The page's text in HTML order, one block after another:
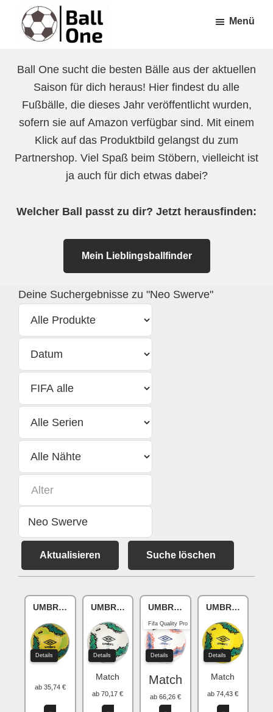
Inhalt
springen
Fußzeile
springen
One
Fußball!
Menü
Ball One sucht die besten Bälle aus der aktuellen
Saison für dich heraus! Hier findest du alle
Fußbälle, die dieses Jahr veröffentlicht wurden,
sofern sie auf Amazon verfügbar sind. Mit einem
Klick auf das Produktbild gelangst du zum
Partnershop. Viel Spaß beim Stöbern, vielleicht ist
ja auch für dich etwas dabei?
Welcher Ball passt zu dir? Jetzt herausfinden:
Mein Lieblingsballfinder
Deine Suchergebnisse zu "Neo Swerve"
Aktualisieren Suche löschen
UMBRO Neo Swerve
Details
ab 35,74 €
UMBRO Neo Swerve
Details
Match
ab 70,17 €
UMBRO Neo Swerve
Fifa Quality Pro
Details
Match
ab 66,26 €
UMBRO Neo
Details
Match
ab 74,43 €